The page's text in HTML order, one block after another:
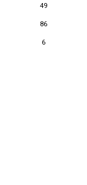
49
86
6